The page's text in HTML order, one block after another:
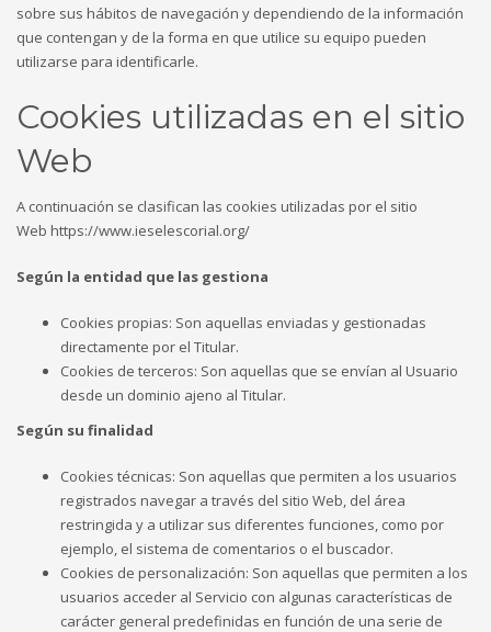
sobre sus hábitos de navegación y dependiendo de la información
que contengan y de la forma en que utilice su equipo pueden
utilizarse para identificarle.
Cookies utilizadas en el sitio
Web
A continuación se clasifican las cookies utilizadas por el sitio
Web https://www.ieselescorial.org/
Según la entidad que las gestiona
Cookies propias: Son aquellas enviadas y gestionadas
directamente por el Titular.
Cookies de terceros: Son aquellas que se envían al Usuario
desde un dominio ajeno al Titular.
Según su finalidad
Cookies técnicas: Son aquellas que permiten a los usuarios
registrados navegar a través del sitio Web, del área
restringida y a utilizar sus diferentes funciones, como por
ejemplo, el sistema de comentarios o el buscador.
Cookies de personalización: Son aquellas que permiten a los
usuarios acceder al Servicio con algunas características de
carácter general predefinidas en función de una serie de